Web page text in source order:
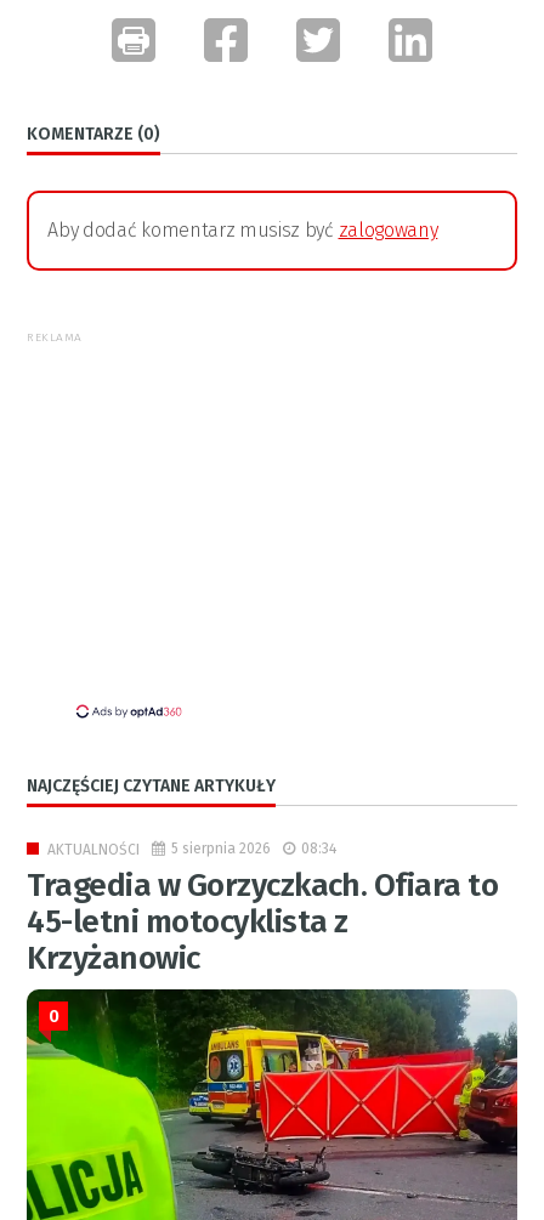
KOMENTARZE (0)
Aby dodać komentarz musisz być zalogowany
REKLAMA
NAJCZĘŚCIEJ CZYTANE ARTYKUŁY
AKTUALNOŚCI 5 sierpnia 2026 08:34
Tragedia w Gorzyczkach. Ofiara to
45-letni motocyklista z
Krzyżanowic
0